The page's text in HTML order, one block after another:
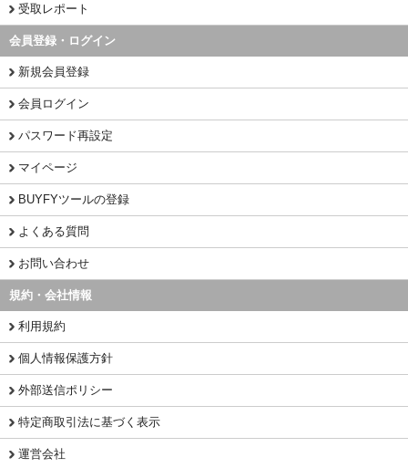
受取レポート
会員登録・ログイン
新規会員登録
会員ログイン
パスワード再設定
マイページ
BUYFYツールの登録
よくある質問
お問い合わせ
規約・会社情報
利用規約
個人情報保護方針
外部送信ポリシー
特定商取引法に基づく表示
運営会社